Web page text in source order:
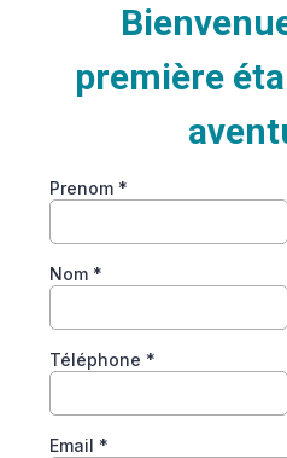
première
Prenom *
Nom *
Téléphone *
Email *